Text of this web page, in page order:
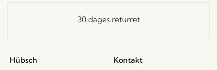
30 dages returret
Hübsch
Kontakt